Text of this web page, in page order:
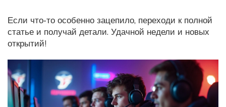
Если что‑то особенно зацепило, переходи к полной
статье и получай детали. Удачной недели и новых
открытий!